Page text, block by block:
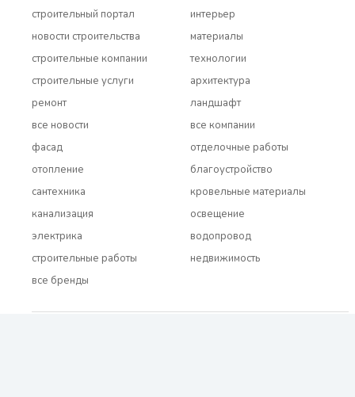
строительный портал
новости строительства
строительные компании
строительные услуги
ремонт
все новости
интерьер
материалы
технологии
архитектура
ландшафт
все компании
фасад
отопление
сантехника
канализация
электрика
строительные работы
все бренды
отделочные работы
благоустройство
кровельные материалы
освещение
водопровод
недвижимость